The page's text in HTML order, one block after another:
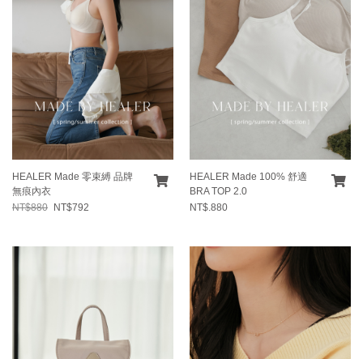
HEALER Made 零束縛 品牌
無痕內衣
NT$880
NT$792
HEALER Made 100% 舒適
BRA TOP 2.0
NT$.880